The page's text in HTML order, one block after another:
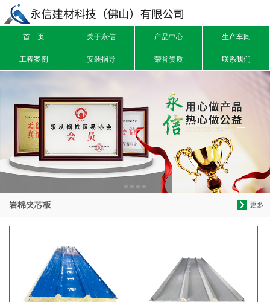
首 页 关于永信 产品中心 生产车间
工程案例 安装指导 荣誉资质 联系我们
更多
岩棉夹芯板
信息搜索
搜索